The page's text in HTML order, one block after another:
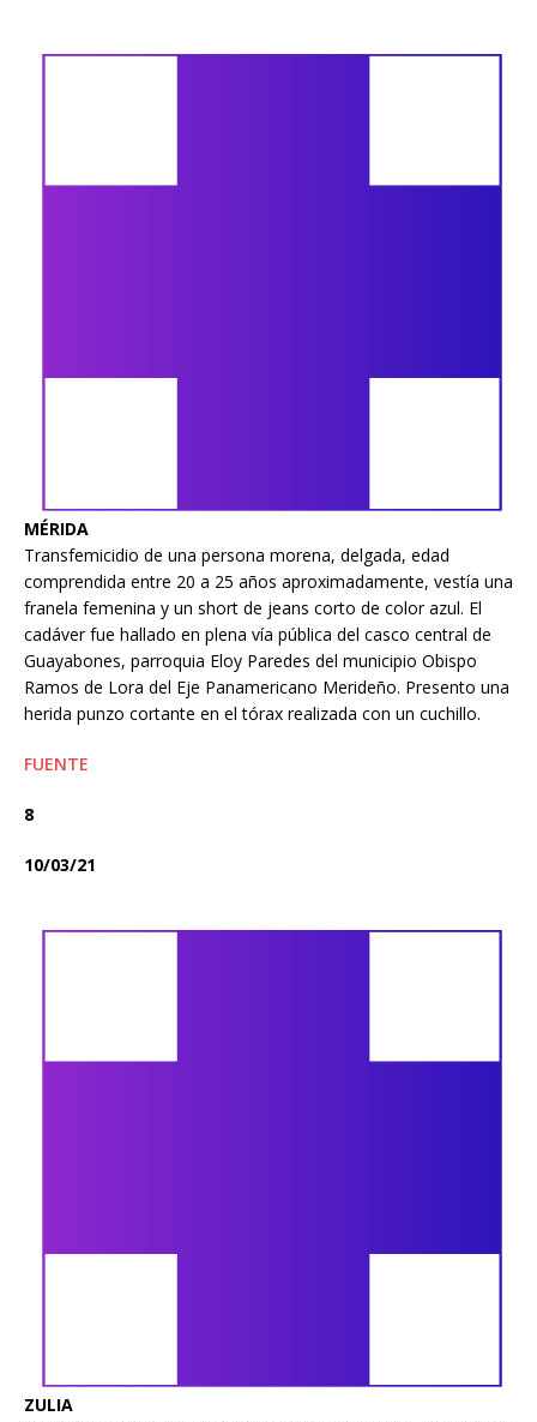
MÉRIDA
Transfemicidio de una persona morena, delgada, edad
comprendida entre 20 a 25 años aproximadamente, vestía una
franela femenina y un short de jeans corto de color azul. El
cadáver fue hallado en plena vía pública del casco central de
Guayabones, parroquia Eloy Paredes del municipio Obispo
Ramos de Lora del Eje Panamericano Merideño. Presento una
herida punzo cortante en el tórax realizada con un cuchillo.
FUENTE
8
10/03/21
ZULIA